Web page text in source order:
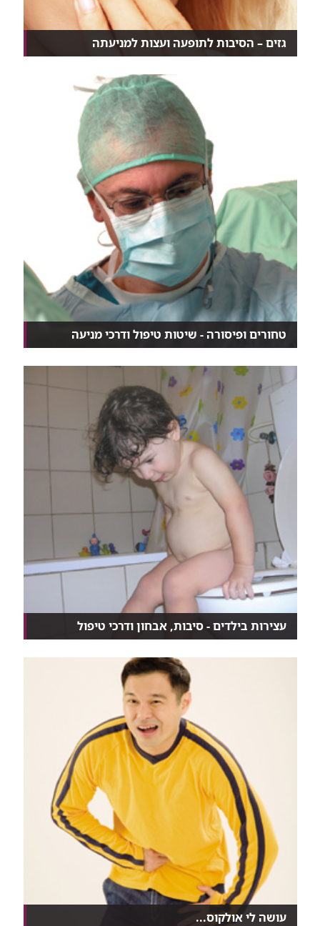
גזים – הסיבות לתופעה ועצות למניעתה
כל אחד מאיתנו, נשים וגברים כאחד, פולטים בממוצע
טחורים ופיסורה - שיטות טיפול ודרכי מניעה
גם רופאים מתקשים לעיתים להבדיל בין טחורים
לפיסורה,...
עצירות בילדים - סיבות, אבחון ודרכי טיפול
אצל יותר מ-95% מהילדים, העצירות לא נובעת ממחלה,
אל...
עושה לי אולקוס...